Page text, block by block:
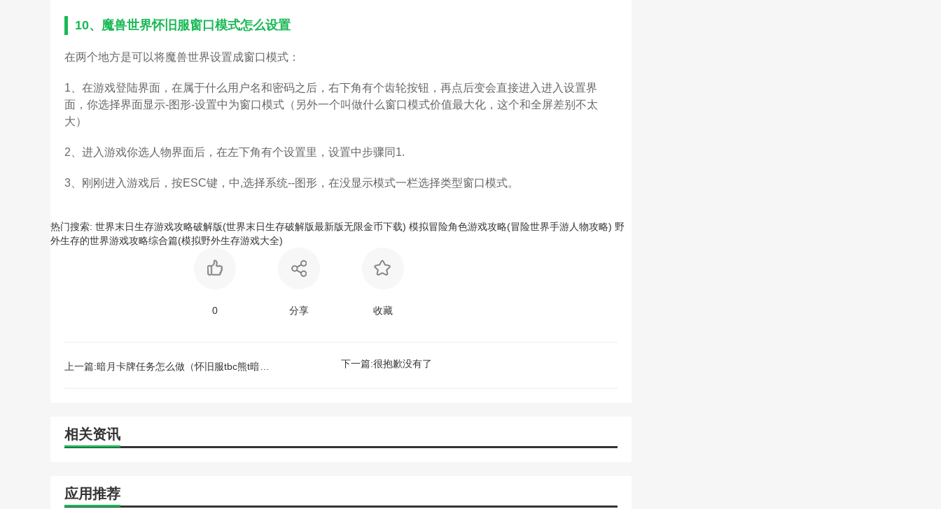
10、 魔兽世界怀旧服窗口模式怎么设置
在两个地方是可以将魔兽世界设置成窗口模式：
1、在游戏登陆界面，在属于什么用户名和密码之后，右下角有个齿轮按钮，再点后变会直接进入进入设置界
面，你选择界面显示-图形-设置中为窗口模式（另外一个叫做什么窗口模式价值最大化，这个和全屏差别不太
大）
2、进入游戏你选人物界面后，在左下角有个设置里，设置中步骤同1.
3、刚刚进入游戏后，按ESC键，中,选择系统--图形，在没显示模式一栏选择类型窗口模式。
热门搜索: 世界末日生存游戏攻略破解版(世界末日生存破解版最新版无限金币下载) 模拟冒险角色游戏攻略(冒险世界手游人物攻略) 野
外生存的世界游戏攻略综合篇(模拟野外生存游戏大全)
0 分享 收藏
下一篇:很抱歉没有了
相关资讯
应用推荐